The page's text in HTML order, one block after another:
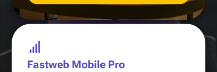
Fastweb Mobile Pro